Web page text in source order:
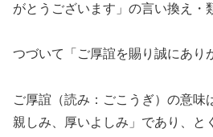
がとうございます」の言い換え・
つづいて「ご厚誼を賜り誠にあり
ご厚誼（読み：ごこうぎ）の意味
親しみ、厚いよしみ」であり、と